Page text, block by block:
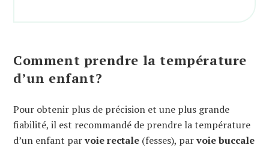
Comment prendre la température
d’un enfant?
Pour obtenir plus de précision et une plus grande
fiabilité, il est recommandé de prendre la température
d’un enfant parvoie rectale (fesses), parvoie buccale